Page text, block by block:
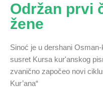
Održan prvi
žene
Sinoć je u dershani
susret Kursa kur'anskog
zvanično započeo novi
Kur’ana“